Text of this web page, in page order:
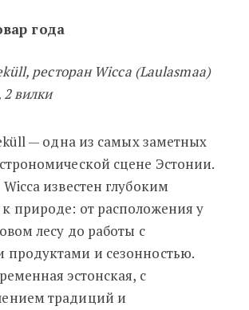
года
ресторан Wicca (Laulasmaa)
вилки
— одна из самых заметных
сцене Эстонии.
известен глубоким
природе: от расположения у
лесу до работы с
продуктами и сезонностью.
эстонская, с
традиций и